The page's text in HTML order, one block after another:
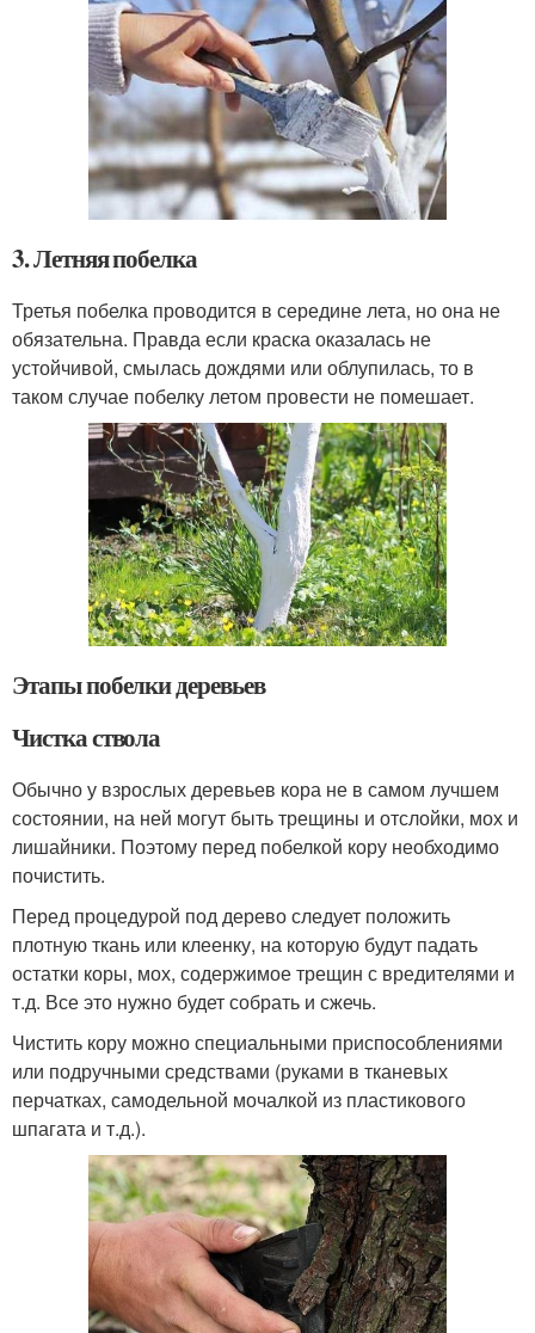
3. Летняя побелка
Третья побелка проводится в середине лета, но она не
обязательна. Правда если краска оказалась не
устойчивой, смылась дождями или облупилась, то в
таком случае побелку летом провести не помешает.
Этапы побелки деревьев
Чистка ствола
Обычно у взрослых деревьев кора не в самом лучшем
состоянии, на ней могут быть трещины и отслойки, мох и
лишайники. Поэтому перед побелкой кору необходимо
почистить.
Перед процедурой под дерево следует положить
плотную ткань или клеенку, на которую будут падать
остатки коры, мох, содержимое трещин с вредителями и
т.д. Все это нужно будет собрать и сжечь.
Чистить кору можно специальными приспособлениями
или подручными средствами (руками в тканевых
перчатках, самодельной мочалкой из пластикового
шпагата и т.д.).